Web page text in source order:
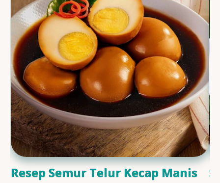
Resep Semur Telur Kecap Manis